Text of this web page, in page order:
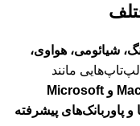
شیائومی، هواوی،
مانند
MacBook، Dell XPS، Lenovo ThinkPad و Microsoft
و پاوربانک‌های پیشرفته